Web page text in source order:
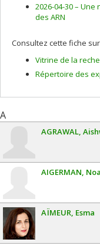
2026-04-30 – Une
des ARN
Consultez cette fiche
Vitrine de la
Répertoire des
A
AGRAWAL
AIGERMAN
AÏMEUR Esma